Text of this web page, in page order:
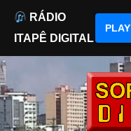
to
content
RÁDIO
ITAPÊ DIGITAL
PLAY